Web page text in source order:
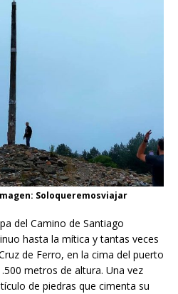
Soloqueremosviajar
del Camino de Santiago
hasta la mítica y tantas veces
de Ferro, en la cima del puerto
metros de altura. Una vez
de piedras que cimenta su